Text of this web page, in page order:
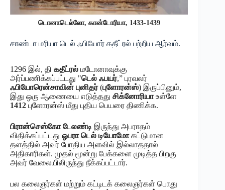
டொனாடெல்லோ, கான்டோரியா, 1433-1439
சாண்டா மரியா டெல் ஃபியோர் கதீட்ரல் பற்றிய ஆர்வம்.
1296 இல், தி கதீட்ரல் மடோனாவுக்கு
அர்ப்பணிக்கப்பட்டது "டெல் ஃபயர்,” புரவலர்
ஃபியோரென்சாவின் புனிதர்(புளோரன்ஸ்) இருப்பினும்,
இது ஒரு ஆணையை எடுத்தது சிக்னோரியாஉள்ளே
1412 புளோரன்ஸ் மீது புதிய பெயரை திணிக்க.
பிரான்செஸ்கோ டேலண்டி இருந்து அபராதம்
விதிக்கப்பட்டது ஓபரா டெல் டியோமோகட்டுமான
தளத்தில் அவர் போதிய அளவில் இல்லாததால்
அதிகாரிகள். முதல் மூன்று பேக்களை முடித்த பிறகு
அவர் வேலையிலிருந்து நீக்கப்பட்டார்.
பல கலைஞர்கள் மற்றும் கட்டிடக் கலைஞர்கள் பொது